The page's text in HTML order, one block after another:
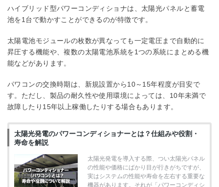
ハイブリッド型パワーコンディショナは、太陽光パネルと蓄電
池を1台で動かすことができるのが特徴です。
太陽電池モジュールの枚数が異なっても一定電圧まで自動的に
昇圧する機能や、複数の太陽電池系統を1つの系統にまとめる機
能などがあります。
パワコンの交換時期は、新規設置から10～15年程度が目安で
す。ただし、製品の耐久性や使用環境によっては、10年未満で
故障したり15年以上稼働したりする場合もあります。